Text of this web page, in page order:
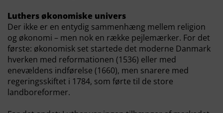
Luthers økonomiske univers
Der ikke er en entydig sammenhæng mellem religion
og økonomi – men nok en række pejlemærker. For det
første: økonomisk set startede det moderne Danmark
hverken med reformationen (1536) eller med
enevældens indførelse (1660), men snarere med
regeringsskiftet i 1784, som førte til de store
landboreformer.